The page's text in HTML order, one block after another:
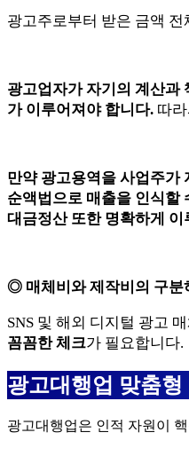
광고주로부터 받은 금액
광고업자가 자기의 계산과
가 이루어져야 합니다. 따
만약 광고용역을 사업주가
순액법으로 매출을 인식할
대금정산 또한 명확하게 이
◎ 매체비와 제작비의 구분
SNS 및 해외 디지털 광고
꼼꼼한 체크가 필요합니다.
광고대행업 맞춤형
광고대행업은 인적 자원이